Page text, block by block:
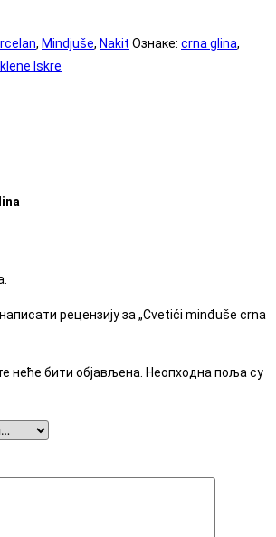
, Mindjuše, Nakit Ознаке: crna glina,
Iskre
рецензију за „Cvetići minđuše crna
неће бити објављена. Неопходна поља су